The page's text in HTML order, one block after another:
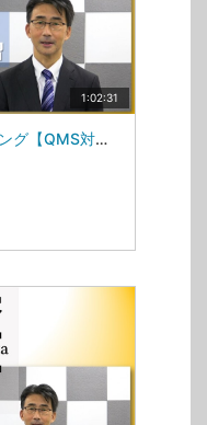
1:02:31
内部監査の進め方＋Eラーニング【QMS対応監査トレイル演習】_VM03EL